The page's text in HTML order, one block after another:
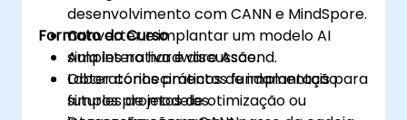
desenvolvimento com CANN e MindSpore.
Converter e implantar um modelo AI
simples no hardware Ascend.
Obter conhecimentos fundamentais para
futuros projetos de otimização ou
Formato do Curso
Aula interativa e discussão.
Laboratórios práticos de implantação
simples de modelos.